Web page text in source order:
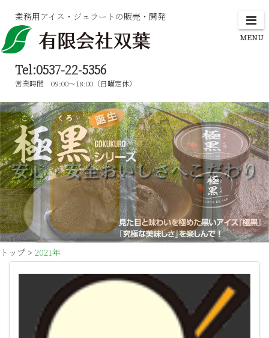
Skip
to
content
業務用アイス・ジェラートの販売・開発
Tel:0537-22-5356
営業時間 09:00～18:00（日曜定休）
トップ > 2021年